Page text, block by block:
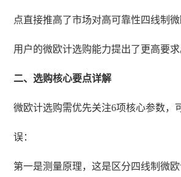
点直接推高了市场对高可靠性四线制
用户的微欧计选购能力提出了更高要求
二、选购核心要点详解
微欧计选购需优先关注6项核心参数，
误：
第一是测量原理，这是区分四线制微